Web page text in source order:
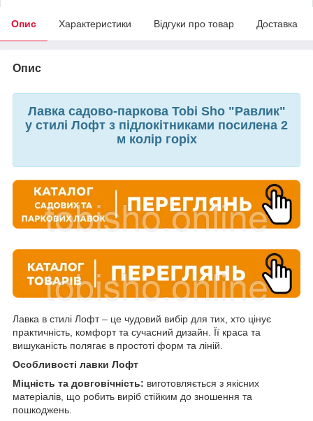
Опис Характеристики Відгуки про товар Доставка
Опис
Лавка садово-паркова Tobi Sho "Равлик"
у стилі Лофт з підлокітниками посилена 2
м колір горіх
Лавка в стилі Лофт – це чудовий вибір для тих, хто цінує
практичність, комфорт та сучасний дизайн. Її краса та
вишуканість полягає в простоті форм та ліній.
Особливості лавки Лофт
Міцність та довговічність: виготовляється з якісних
матеріалів, що робить виріб стійким до зношення та
пошкоджень.